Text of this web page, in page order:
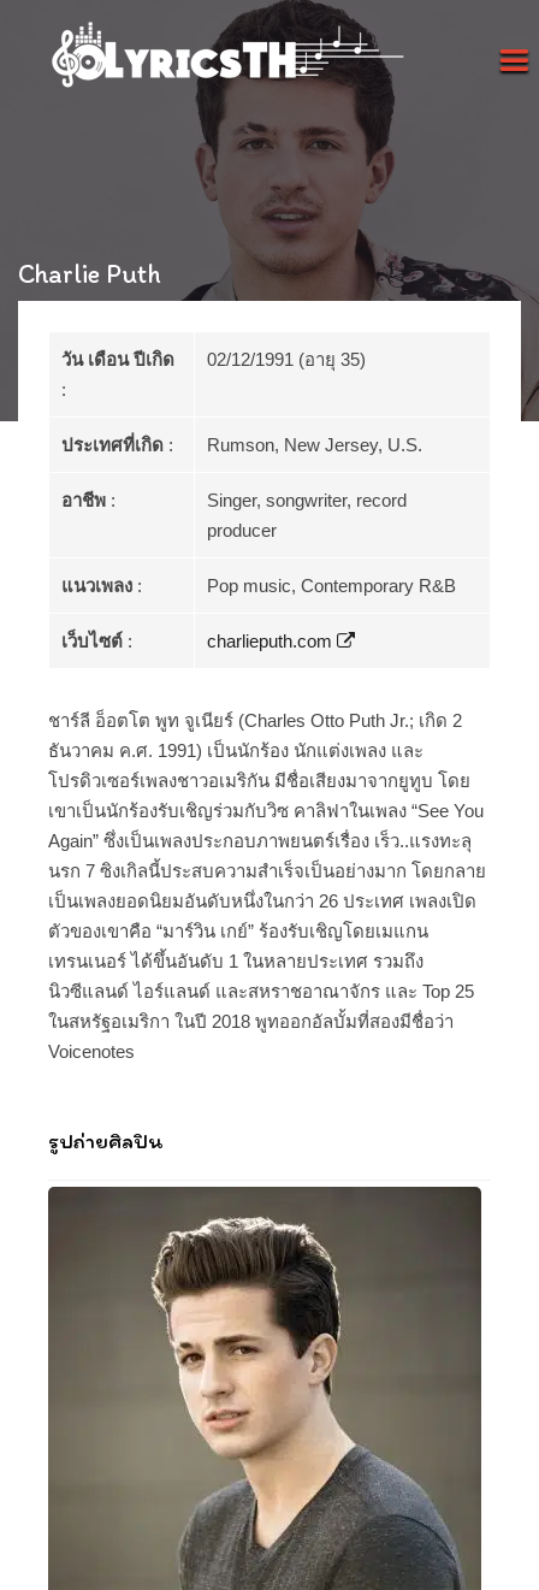
Charlie Puth
วัน เดือน ปีเกิด
:
02/12/1991 (อายุ 35)
ประเทศที่เกิด : Rumson, New Jersey, U.S.
อาชีพ :
Singer, songwriter, record
producer
แนวเพลง : Pop music, Contemporary R&B
เว็บไซต์ : charlieputh.com
ชาร์ลี อ็อตโต พูท จูเนียร์ (Charles Otto Puth Jr.; เกิด 2
ธันวาคม ค.ศ. 1991) เป็นนักร้อง นักแต่งเพลง และ
โปรดิวเซอร์เพลงชาวอเมริกัน มีชื่อเสียงมาจากยูทูบ โดย
เขาเป็นนักร้องรับเชิญร่วมกับวิซ คาลิฟาในเพลง “See You
Again” ซึ่งเป็นเพลงประกอบภาพยนตร์เรื่อง เร็ว..แรงทะลุ
นรก 7 ซิงเกิลนี้ประสบความสำเร็จเป็นอย่างมาก โดยกลาย
เป็นเพลงยอดนิยมอันดับหนึ่งในกว่า 26 ประเทศ เพลงเปิด
ตัวของเขาคือ “มาร์วิน เกย์” ร้องรับเชิญโดยเมแกน
เทรนเนอร์ ได้ขึ้นอันดับ 1 ในหลายประเทศ รวมถึง
นิวซีแลนด์ ไอร์แลนด์ และสหราชอาณาจักร และ Top 25
ในสหรัฐอเมริกา ในปี 2018 พูทออกอัลบั้มที่สองมีชื่อว่า
Voicenotes
รูปถ่ายศิลปิน